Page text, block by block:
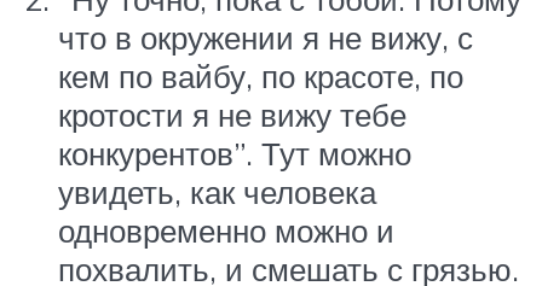
что в окружении я не вижу, с
кем по вайбу, по красоте, по
кротости я не вижу тебе
конкурентов”. Тут можно
увидеть, как человека
одновременно можно и
похвалить, и смешать с грязью.